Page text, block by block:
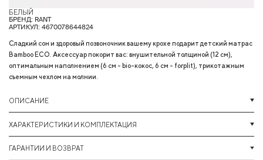
БЕЛЫЙ
БРЕНД: RANT
АРТИКУЛ: 4670078644824
Сладкий сон и здоровый позвоночник вашему крохе подарит детский матрас
Bamboo ECO. Аксессуар покорит вас: внушительной толщиной (12 см),
оптимальным наполнением (6 см - bio-кокос, 6 см - forplit), трикотажным
съемным чехлом на молнии.
ОПИСАНИЕ
ХАРАКТЕРИСТИКИ И КОМПЛЕКТАЦИЯ
ГАРАНТИИ И ВОЗВРАТ